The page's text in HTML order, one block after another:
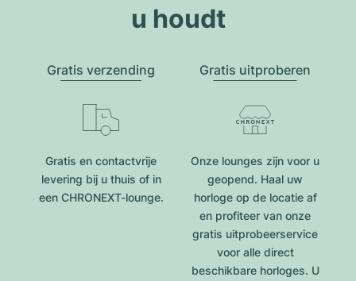
u houdt
Gratis verzending
Gratis en contactvrije
levering bij u thuis of in
een CHRONEXT-lounge.
Gratis uitproberen
Onze lounges zijn voor u
geopend. Haal uw
horloge op de locatie af
en profiteer van onze
gratis uitprobeerservice
voor alle direct
beschikbare horloges. U